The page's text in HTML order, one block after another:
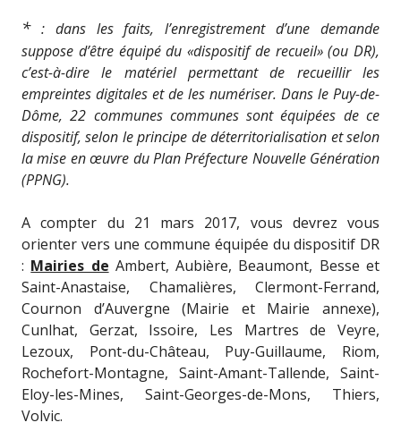
*: dans les faits, l’enregistrement d’une demande
suppose d’être équipé du «dispositif de recueil» (ou DR),
c’est-à-dire le matériel permettant de recueillir les
empreintes digitales et de les numériser. Dans le Puy-de-
Dôme, 22 communes communes sont équipées de ce
dispositif, selon le principe de déterritorialisation et selon
la mise en œuvre du Plan Préfecture Nouvelle Génération
(PPNG).
A compter du 21 mars 2017, vous devrez vous
orienter vers une commune équipée du dispositif DR
: Mairies de Ambert, Aubière, Beaumont, Besse et
Saint-Anastaise, Chamalières, Clermont-Ferrand,
Cournon d’Auvergne (Mairie et Mairie annexe),
Cunlhat, Gerzat, Issoire, Les Martres de Veyre,
Lezoux, Pont-du-Château, Puy-Guillaume, Riom,
Rochefort-Montagne, Saint-Amant-Tallende, Saint-
Eloy-les-Mines, Saint-Georges-de-Mons, Thiers,
Volvic.